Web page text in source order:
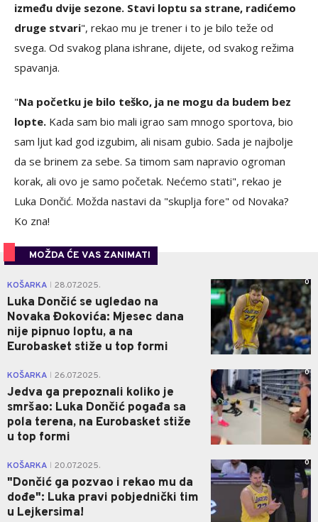
između dvije sezone. Stavi loptu sa strane, radićemo
druge stvari", rekao mu je trener i to je bilo teže od
svega. Od svakog plana ishrane, dijete, od svakog režima
spavanja.
"Na početku je bilo teško, ja ne mogu da budem bez
lopte. Kada sam bio mali igrao sam mnogo sportova, bio
sam ljut kad god izgubim, ali nisam gubio. Sada je najbolje
da se brinem za sebe. Sa timom sam napravio ogroman
korak, ali ovo je samo početak. Nećemo stati", rekao je
Luka Dončić. Možda nastavi da "skuplja fore" od Novaka?
Ko zna!
MOŽDA ĆE VAS ZANIMATI
KOŠARKA 28.07.2025.
Luka Dončić se ugledao na
Novaka Đokovića: Mjesec dana
nije pipnuo loptu, a na
Eurobasket stiže u top formi
0
KOŠARKA 26.07.2025.
Jedva ga prepoznali koliko je
smršao: Luka Dončić pogađa sa
pola terena, na Eurobasket stiže
u top formi
0
KOŠARKA 20.07.2025.
"Dončić ga pozvao i rekao mu da
dođe": Luka pravi pobjednički tim
u Lejkersima!
0